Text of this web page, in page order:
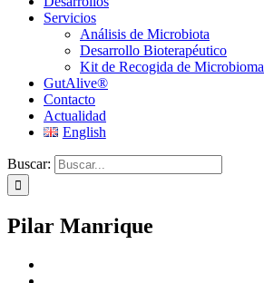
Servicios
Análisis de Microbiota
Desarrollo Bioterapéutico
Kit de Recogida de Microbioma
GutAlive®
Contacto
Actualidad
English
Buscar:
Pilar Manrique